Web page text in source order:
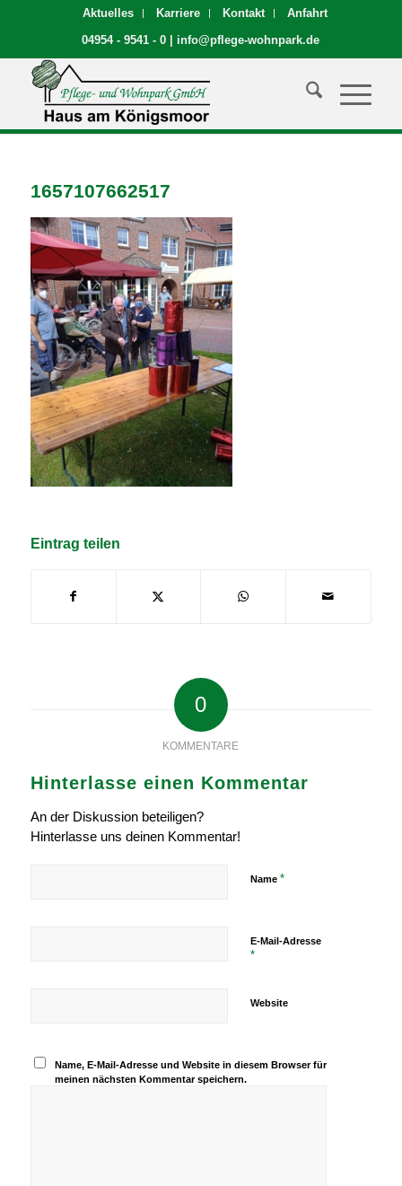
Aktuelles Karriere Kontakt
Anfahrt
04954 - 9541 - 0
info@pflege-wohnpark.de
1657107662517
Eintrag teilen
0
KOMMENTARE
Hinterlasse einen Kommentar
An der Diskussion beteiligen?
Hinterlasse uns deinen Kommentar!
Name *
E-Mail-Adresse
*
Website
Name, E-Mail-Adresse und Website in diesem Browser für
meinen nächsten Kommentar speichern.